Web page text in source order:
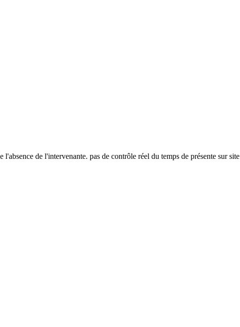
de l'intervenante. pas de contrôle réel du temps de présente sur site